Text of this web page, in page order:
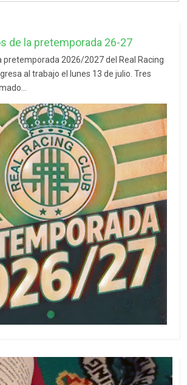
de la pretemporada 26-27
pretemporada 2026/2027 del Real Racing
al trabajo el lunes 13 de julio. Tres